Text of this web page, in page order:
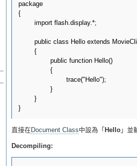
package
{
}
直接在 Document Class中設為「 Hello 」並
Decompiling: